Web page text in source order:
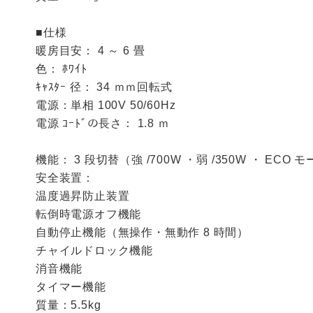
■仕様
暖房目安： 4 ～ 6 畳
色： ﾎﾜｲﾄ
ｷｬｽﾀｰ 径： 34 ｍｍ回転式
電源：単相 100V 50/60Hz
電源 ｺｰﾄﾞの長さ： 1.8 ｍ
機能： 3 段切替（強 /700W ・弱 /350W ・ ECO モ
安全装置：
温度過昇防止装置
転倒時電源オフ機能
自動停止機能（無操作・無動作 8 時間）
チャイルドロック機能
消音機能
タイマー機能
質量：5.5kg